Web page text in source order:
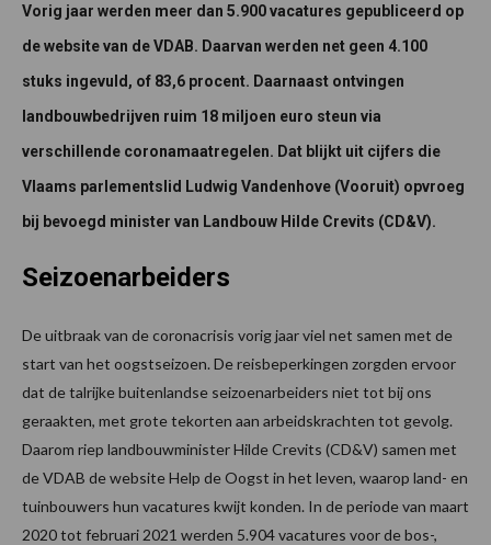
Vorig jaar werden meer dan 5.900 vacatures gepubliceerd op
de website van de VDAB. Daarvan werden net geen 4.100
stuks ingevuld, of 83,6 procent. Daarnaast ontvingen
landbouwbedrijven ruim 18 miljoen euro steun via
verschillende coronamaatregelen. Dat blijkt uit cijfers die
Vlaams parlementslid Ludwig Vandenhove (Vooruit) opvroeg
bij bevoegd minister van Landbouw Hilde Crevits (CD&V).
Seizoenarbeiders
De uitbraak van de coronacrisis vorig jaar viel net samen met de
start van het oogstseizoen. De reisbeperkingen zorgden ervoor
dat de talrijke buitenlandse seizoenarbeiders niet tot bij ons
geraakten, met grote tekorten aan arbeidskrachten tot gevolg.
Daarom riep landbouwminister Hilde Crevits (CD&V) samen met
de VDAB de website Help de Oogst in het leven, waarop land- en
tuinbouwers hun vacatures kwijt konden. In de periode van maart
2020 tot februari 2021 werden 5.904 vacatures voor de bos-,